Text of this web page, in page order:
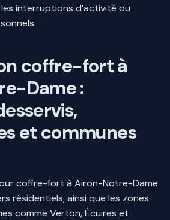
interruptions d’activité ou
coffre-fort à
Dame :
et communes
coffre-fort à Airon-Notre-Dame
résidentiels, ainsi que les zones
comme Verton, Écuires et